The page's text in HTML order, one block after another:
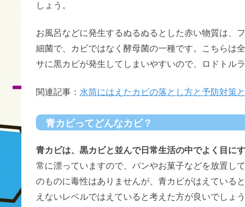
しょう。
お風呂などに発生するぬるぬるとした赤い物質は、
細菌で、カビではなく酵母菌の一種です。こちらは
サに黒カビが発生してしまいやすいので、ロドトル
関連記事： 水筒にはえたカビの落とし方と予防対策
青カビってどんなカビ？
青カビは、黒カビと並んで日常生活の中でよく目に
常に漂っていますので、パンやお菓子などを放置し
のものに毒性はありませんが、青カビがはえている
えないレベルではえていると考えた方が良いでしょう